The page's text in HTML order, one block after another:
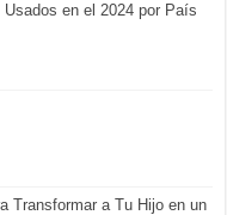
en el 2024 por País
Transformar a Tu Hijo en un